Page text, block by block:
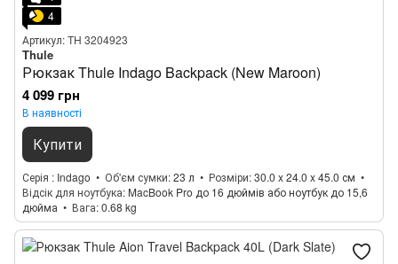
4
Артикул: TH 3204923
Thule
Рюкзак Thule Indago Backpack (New Maroon)
4 099 грн
В наявності
Купити
Серія Indago Об'єм сумки 23 л Розміри 30.0 x 24.0 x 45.0 см
Відсік для ноутбука MacBook Pro до 16 дюймів або ноутбук до 15,6
дюйма
Вага 0.68 kg